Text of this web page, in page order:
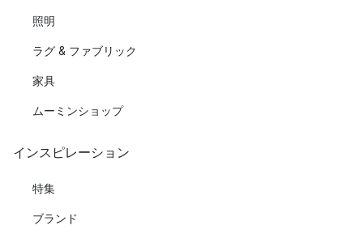
照明
ラグ & ファブリック
家具
ムーミンショップ
インスピレーション
特集
ブランド